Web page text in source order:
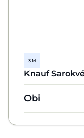
3 M
Knauf
Obi